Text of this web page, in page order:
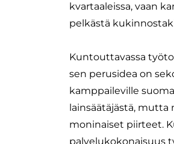
kvartaaleissa, vaan
pelkästä
Kuntouttavassa
sen perusidea on
kamppaileville
lainsäätäjästä, mutta
moninaiset piirteet.
palvelukokonaisuus